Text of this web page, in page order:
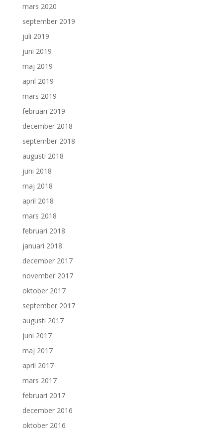
mars 2020
september 2019
juli 2019
juni 2019
maj 2019
april 2019
mars 2019
februari 2019
december 2018
september 2018
augusti 2018
juni 2018
maj 2018
april 2018
mars 2018
februari 2018
januari 2018
december 2017
november 2017
oktober 2017
september 2017
augusti 2017
juni 2017
maj 2017
april 2017
mars 2017
februari 2017
december 2016
oktober 2016